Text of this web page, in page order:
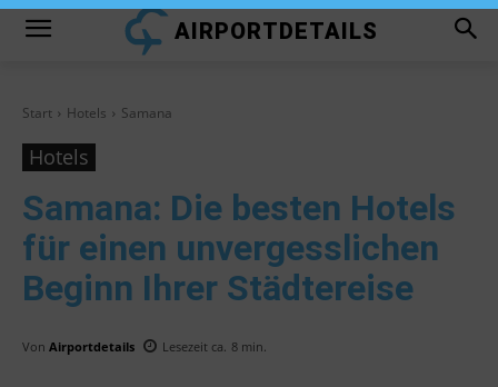
AIRPORTDETAILS
Start Hotels Samana
Hotels
Samana: Die besten Hotels
für einen unvergesslichen
Beginn Ihrer Städtereise
Von Airportdetails Lesezeit ca. 8 min.